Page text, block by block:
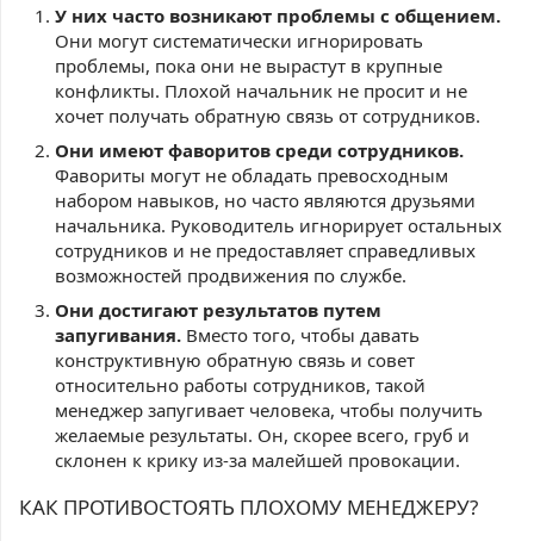
У них часто возникают проблемы с общением.
Они могут систематически игнорировать
проблемы, пока они не вырастут в крупные
конфликты. Плохой начальник не просит и не
хочет получать обратную связь от сотрудников.
Они имеют фаворитов среди сотрудников.
Фавориты могут не обладать превосходным
набором навыков, но часто являются друзьями
начальника. Руководитель игнорирует остальных
сотрудников и не предоставляет справедливых
возможностей продвижения по службе.
Они достигают результатов путем
запугивания. Вместо того, чтобы давать
конструктивную обратную связь и совет
относительно работы сотрудников, такой
менеджер запугивает человека, чтобы получить
желаемые результаты. Он, скорее всего, груб и
склонен к крику из-за малейшей провокации.
КАК ПРОТИВОСТОЯТЬ ПЛОХОМУ МЕНЕДЖЕРУ?